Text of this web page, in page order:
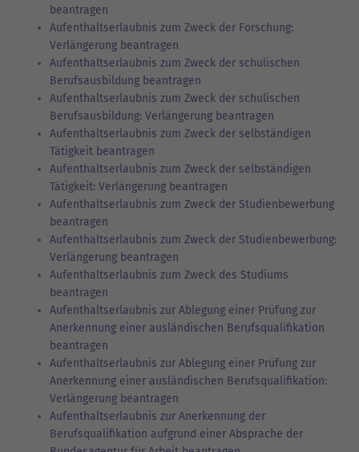
beantragen
Aufenthaltserlaubnis zum Zweck der Forschung:
Verlängerung beantragen
Aufenthaltserlaubnis zum Zweck der schulischen
Berufsausbildung beantragen
Aufenthaltserlaubnis zum Zweck der schulischen
Berufsausbildung: Verlängerung beantragen
Aufenthaltserlaubnis zum Zweck der selbständigen
Tätigkeit beantragen
Aufenthaltserlaubnis zum Zweck der selbständigen
Tätigkeit: Verlängerung beantragen
Aufenthaltserlaubnis zum Zweck der Studienbewerbung
beantragen
Aufenthaltserlaubnis zum Zweck der Studienbewerbung:
Verlängerung beantragen
Aufenthaltserlaubnis zum Zweck des Studiums
beantragen
Aufenthaltserlaubnis zur Ablegung einer Prüfung zur
Anerkennung einer ausländischen Berufsqualifikation
beantragen
Aufenthaltserlaubnis zur Ablegung einer Prüfung zur
Anerkennung einer ausländischen Berufsqualifikation:
Verlängerung beantragen
Aufenthaltserlaubnis zur Anerkennung der
Berufsqualifikation aufgrund einer Absprache der